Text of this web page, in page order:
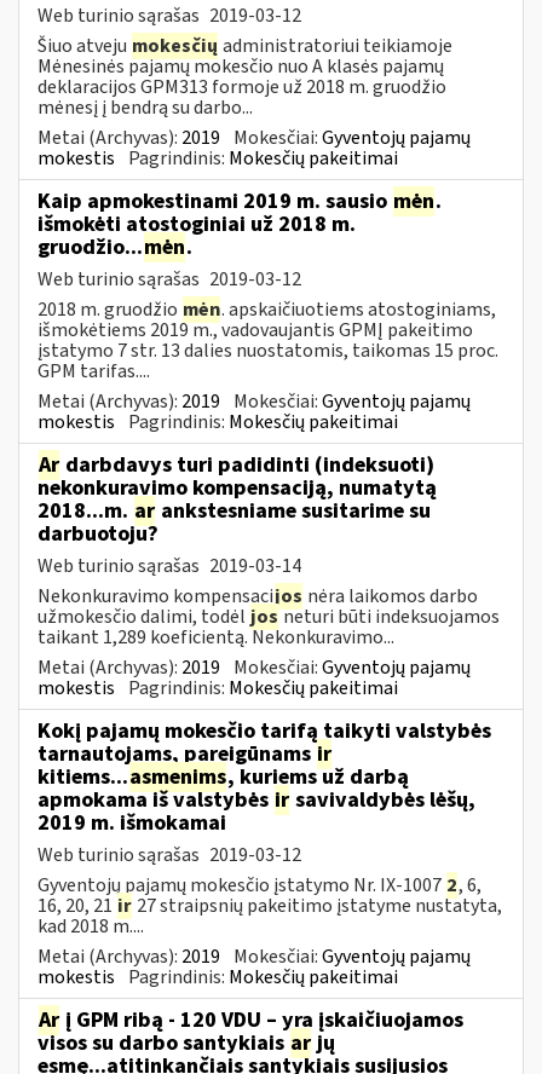
Web turinio sąrašas 2019-03-12
Šiuo atveju mokesčių administratoriui teikiamoje
Mėnesinės pajamų mokesčio nuo A klasės pajamų
deklaracijos GPM313 formoje už 2018 m. gruodžio
mėnesį į bendrą su darbo...
Metai (Archyvas): 2019 Mokesčiai:Gyventojų pajamų
mokestis Pagrindinis: Mokesčių pakeitimai
Kaip apmokestinami 2019 m. sausio mėn.
išmokėti atostoginiai už 2018 m.
gruodžio...mėn.
Web turinio sąrašas 2019-03-12
2018 m. gruodžio mėn. apskaičiuotiems atostoginiams,
išmokėtiems 2019 m., vadovaujantis GPMĮ pakeitimo
įstatymo 7 str. 13 dalies nuostatomis, taikomas 15 proc.
GPM tarifas....
Metai (Archyvas): 2019 Mokesčiai:Gyventojų pajamų
mokestis Pagrindinis: Mokesčių pakeitimai
Ar darbdavys turi padidinti (indeksuoti)
nekonkuravimo kompensaciją, numatytą
2018...m. ar ankstesniame susitarime su
darbuotoju?
Web turinio sąrašas 2019-03-14
Nekonkuravimo kompensacijos nėra laikomos darbo
užmokesčio dalimi, todėl josneturi būti indeksuojamos
taikant 1,289 koeficientą. Nekonkuravimo...
Metai (Archyvas): 2019 Mokesčiai:Gyventojų pajamų
mokestis Pagrindinis: Mokesčių pakeitimai
Kokį pajamų mokesčio tarifą taikyti valstybės
tarnautojams, pareigūnams ir
kitiems...asmenims, kuriems už darbą
apmokama iš valstybės ir savivaldybės lėšų,
2019 m. išmokamai
Web turinio sąrašas 2019-03-12
Gyventojų pajamų mokesčio įstatymo Nr. IX-1007 2, 6,
16, 20, 21 ir 27 straipsnių pakeitimo įstatyme nustatyta,
kad 2018 m....
Metai (Archyvas): 2019 Mokesčiai:Gyventojų pajamų
mokestis Pagrindinis: Mokesčių pakeitimai
Ar į GPM ribą - 120 VDU – yra įskaičiuojamos
visos su darbo santykiais arjų
esmę...atitinkančiais santykiais susijusios